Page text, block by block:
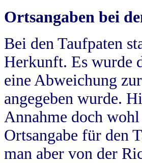
Ortsangaben bei
Bei den Taufpaten
Herkunft. Es wurde
eine Abweichung
angegeben wurde.
Annahme doch
Ortsangabe für den
man aber von der